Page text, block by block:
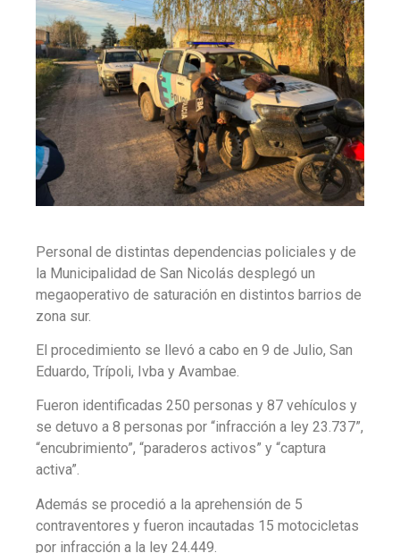
Personal de distintas dependencias policiales y de
la Municipalidad de San Nicolás desplegó un
megaoperativo de saturación en distintos barrios de
zona sur.
El procedimiento se llevó a cabo en 9 de Julio, San
Eduardo, Trípoli, Ivba y Avambae.
Fueron identificadas 250 personas y 87 vehículos y
se detuvo a 8 personas por “infracción a ley 23.737”,
“encubrimiento”, “paraderos activos” y “captura
activa”.
Además se procedió a la aprehensión de 5
contraventores y fueron incautadas 15 motocicletas
por infracción a la ley 24.449.